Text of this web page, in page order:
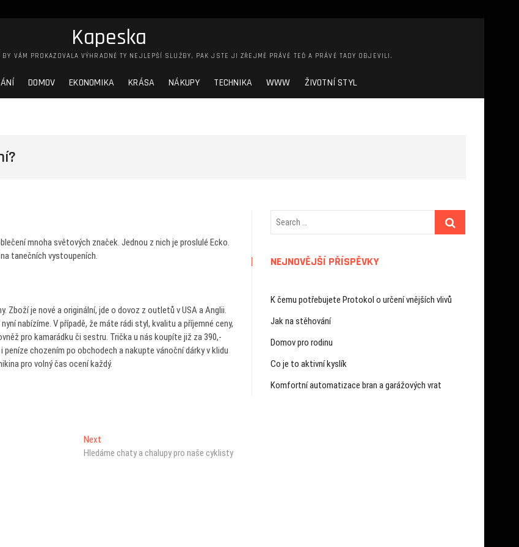
Kapeska
VÁM PROKAZOVALA VÝHRADNĚ TY NEJLEPŠÍ SLUŽBY, PAK JSTE JI ZŘEJMĚ PRÁVĚ TEĎ A PRÁVĚ TADY OBJEVILI.
DOMOV EKONOMIKA KRÁSA NÁKUPY TECHNIKA WWW ŽIVOTNÍ STYL
mnoha světových značek. Jednou z nich je proslulé Ecko.
tanečních vystoupeních.
Zboží je nové a originální, jde o dovoz z outletů v USA a Anglii.
nabízíme. V případě, že máte rádi styl, kvalitu a příjemné ceny,
pro kamarádku či sestru. Trička u nás koupíte již za 390,-
chozením po obchodech a nakupte vánoční dárky v klidu
pro volný čas ocení každý.
Next
post:
Hledáme chaty a chalupy pro naše cyklisty
NEJNOVĚJŠÍ PŘÍSPĚVKY
K čemu potřebujete Protokol o určení vnějších vlivů
Jak na stěhování
Domov pro rodinu
Co je to aktivní kyslík
Komfortní automatizace bran a garážových vrat